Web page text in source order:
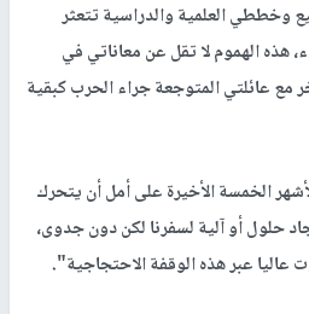
العلمية والدراسية تتعثر
هذه الهموم لا تقل عن معاناتي في
مع عائلتي المتوجعة جراء الحرب كبقية
الخمسة الأخيرة على أمل أن يتحرك
حلول أو آلية لسفرنا لكن دون جدوى،
عبر هذه الوقفة الاحتجاجية".